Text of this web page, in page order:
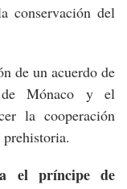
conservación del
de un acuerdo de
de Mónaco y el
la cooperación
el príncipe de